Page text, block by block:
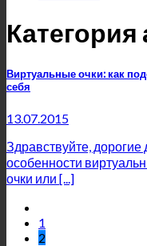
Категория
Виртуальные очки: как
себя
13.07.2015
Здравствуйте,
особенности
очки или [...]
1
2